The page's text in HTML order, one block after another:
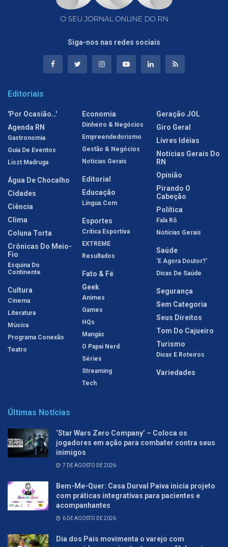
Siga-nos nas redes sociais
Editoriais
'Por Ocasião…'
Agenda RN
Gastronomia
Guia De Eventos
Liszt Madruga
Água De Chocalho
Cidades
Ciência
Clima
Coluna Torta
Crônicas Do Meio-
Fio
Esquina Do
Continente
Cultura
Cinema
Literatura
Música
Programa Conexão
Teatro
Economia
Dinheiro & Negócios
Empreendedorismo
Gestão & Negócios
Notícias Gerais
Editorial
Educação
Língua.com
Esportes
Crítica Esportiva
EXTREME
Resultados
Fato & Fé
Geek
Animes
Games
HQs
Mangás
O Papai Nerd
Séries
Streaming
Tech
Geração JOL
Giro Geral
Livres Idéias
Notícias Gerais Do
RN
Opinião
Pirando O
Cabeção
Política
Fala Rô
Notícias Gerais
Saúde
'E Agora Doutor?'
Dicas De Saúde
Segurança
Sem Categoria
Seus Direitos
Tom Do Cajueiro
Turismo
Dicas E Roteiros
Variedades
Últimas Notícias
‘Star Wars Zero Company’ – Coloca os
jogadores em ação para combater contra seus
inimigos
7 DE AGOSTO DE 2026
Bem-Me-Quer: Casa Durval Paiva inicia projeto
com práticas integrativas para pacientes e
acompanhantes
6 DE AGOSTO DE 2026
Dia dos Pais movimenta o varejo com